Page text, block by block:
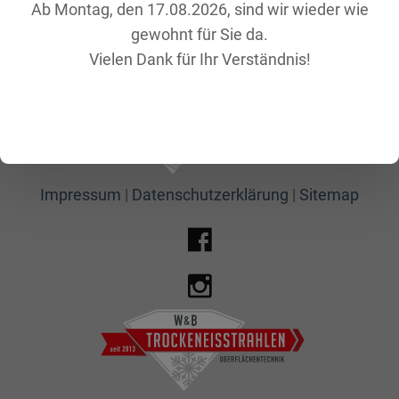
Felgen Restauration
Unsere Webseite wird derzeit überarbeitet. Wir bitten um Ihr
Verständnis.
Impressum | Datenschutzerklärung | Sitemap
Ab Montag, den 17.08.2026, sind wir wieder wie
gewohnt für Sie da.
Vielen Dank für Ihr Verständnis!
zulassen möchten. Bitte beachten Sie, dass bei einer Ablehnung
womöglich nicht mehr alle Funktionalitäten der Seite zur
Verfügung stehen.